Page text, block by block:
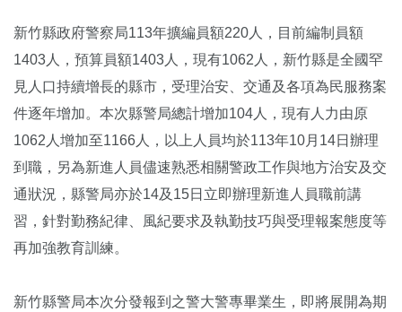
新竹縣政府警察局113年擴編員額220人，目前編制員額
1403人，預算員額1403人，現有1062人，新竹縣是全國罕
見人口持續增長的縣市，受理治安、交通及各項為民服務案
件逐年增加。本次縣警局總計增加104人，現有人力由原
1062人增加至1166人，以上人員均於113年10月14日辦理
到職，另為新進人員儘速熟悉相關警政工作與地方治安及交
通狀況，縣警局亦於14及15日立即辦理新進人員職前講
習，針對勤務紀律、風紀要求及執勤技巧與受理報案態度等
再加強教育訓練。
新竹縣警局本次分發報到之警大警專畢業生，即將展開為期